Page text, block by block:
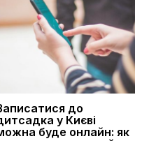
до
у Києві
буде онлайн: як